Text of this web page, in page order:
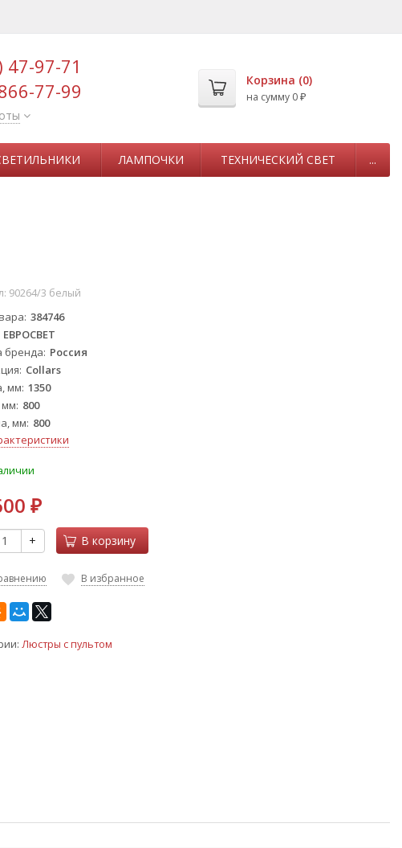
47-97-71
77-99
Корзина (0)
на сумму 0 ₽
ЛАМПОЧКИ ТЕХНИЧЕСКИЙ СВЕТ ...
90264/3 белый
384746
ЕВРОСВЕТ
бренда Россия
Collars
мм 1350
мм 800
мм 800
₽
+ В корзину
В избранное
Люстры с пультом